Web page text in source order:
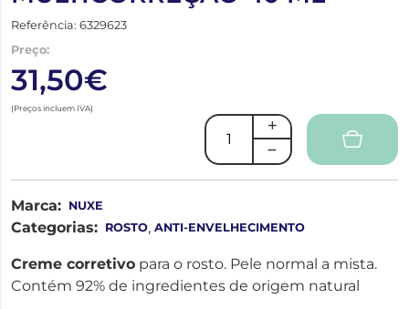
Referência: 6329623
Preço:
31,50€
(Preços incluem IVA)
Marca: NUXE
Categorias: ROSTO, ANTI-ENVELHECIMENTO
Creme corretivo para o rosto. Pele normal a mista.
Contém 92% de ingredientes de origem natural